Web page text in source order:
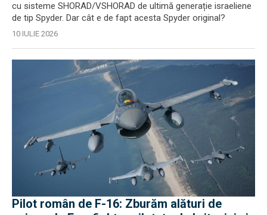
cu sisteme SHORAD/VSHORAD de ultimă generație israeliene
de tip Spyder. Dar cât e de fapt acesta Spyder original?
10 IULIE 2026
Pilot român de F-16: Zburăm alături de